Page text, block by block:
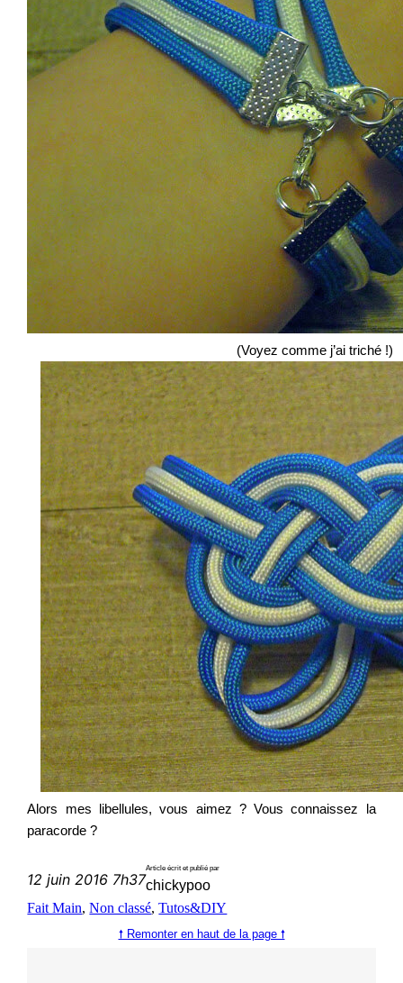
(Voyez comme j’ai triché !)
Alors mes libellules, vous aimez ? Vous connaissez la
paracorde ?
12 juin 2016 7h37
Article écrit et publié par
chickypoo
Fait Main, Non classé, Tutos&DIY
🠕 Remonter en haut de la page 🠕